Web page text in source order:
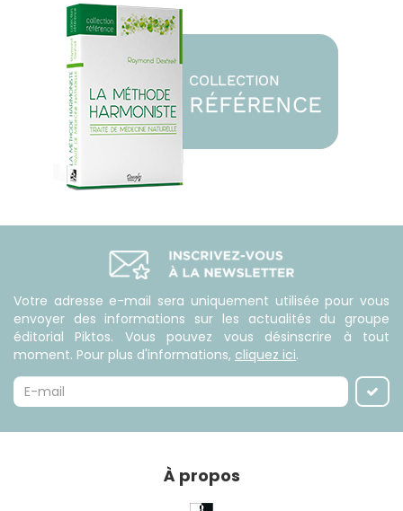
Votre adresse e-mail sera uniquement utilisée pour vous
envoyer des informations sur les actualités du groupe
éditorial Piktos. Vous pouvez vous désinscrire à tout
moment. Pour plus d'informations, cliquez ici.
À propos